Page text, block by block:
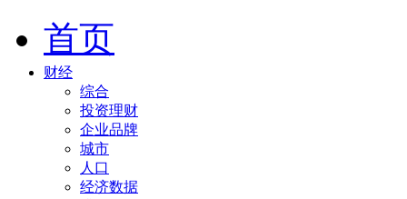
首页
财经
综合
投资理财
企业品牌
城市
人口
经济数据